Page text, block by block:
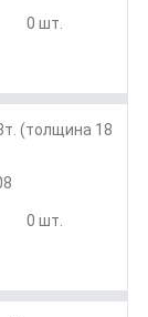
0 шт.
(толщина 18
0 шт.